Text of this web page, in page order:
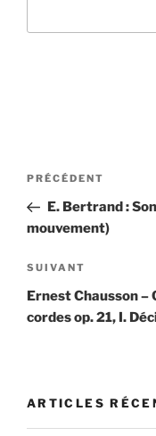
Navigation
l’article
Article
précédent
PRÉCÉDENT
E. Bertrand :
mouvement)
Article
suivant
SUIVANT
Ernest Chausson –
cordes op. 21, I.
ARTICLES